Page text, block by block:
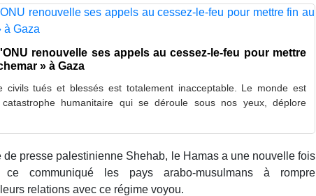
renouvelle ses appels au cessez-le-feu pour mettre
» à Gaza
civils tués et blessés est totalement inacceptable. Le monde est
catastrophe humanitaire qui se déroule sous nos yeux, déplore
de presse palestinienne Shehab, le Hamas a une nouvelle fois
communiqué les pays arabo-musulmans à rompre
relations avec ce régime voyou.